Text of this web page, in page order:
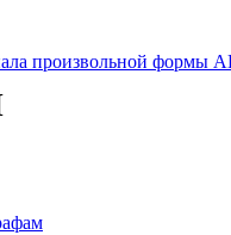
произвольной формы